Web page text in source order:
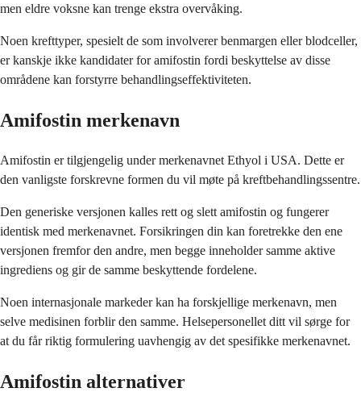
men eldre voksne kan trenge ekstra overvåking.
Noen krefttyper, spesielt de som involverer benmargen eller blodceller,
er kanskje ikke kandidater for amifostin fordi beskyttelse av disse
områdene kan forstyrre behandlingseffektiviteten.
Amifostin merkenavn
Amifostin er tilgjengelig under merkenavnet Ethyol i USA. Dette er
den vanligste forskrevne formen du vil møte på kreftbehandlingssentre.
Den generiske versjonen kalles rett og slett amifostin og fungerer
identisk med merkenavnet. Forsikringen din kan foretrekke den ene
versjonen fremfor den andre, men begge inneholder samme aktive
ingrediens og gir de samme beskyttende fordelene.
Noen internasjonale markeder kan ha forskjellige merkenavn, men
selve medisinen forblir den samme. Helsepersonellet ditt vil sørge for
at du får riktig formulering uavhengig av det spesifikke merkenavnet.
Amifostin alternativer